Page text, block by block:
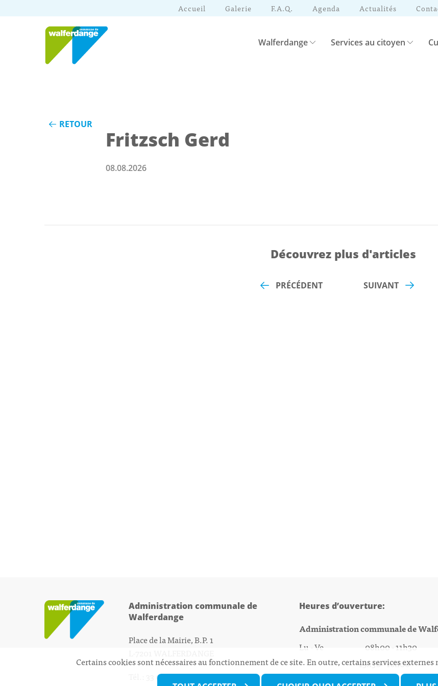
Accueil Galerie F.A.Q. Agenda Actualités
Walferdange Services au citoyen
RETOUR
Fritzsch Gerd
08.08.2026
Découvrez plus d'articles
PRÉCÉDENT SUIVANT
Administration communale de
Walferdange
Place de la Mairie, B.P. 1
Tél.: 33 01 44 - 1secretariat@walfer.lu
Heures d’ouverture:
Administration communale de
Lu - Ve 08h00 - 11h30
13h30 - 16h00
Biergercenter
Certains cookies sont nécessaires au fonctionnement de ce site. En outre, certains services